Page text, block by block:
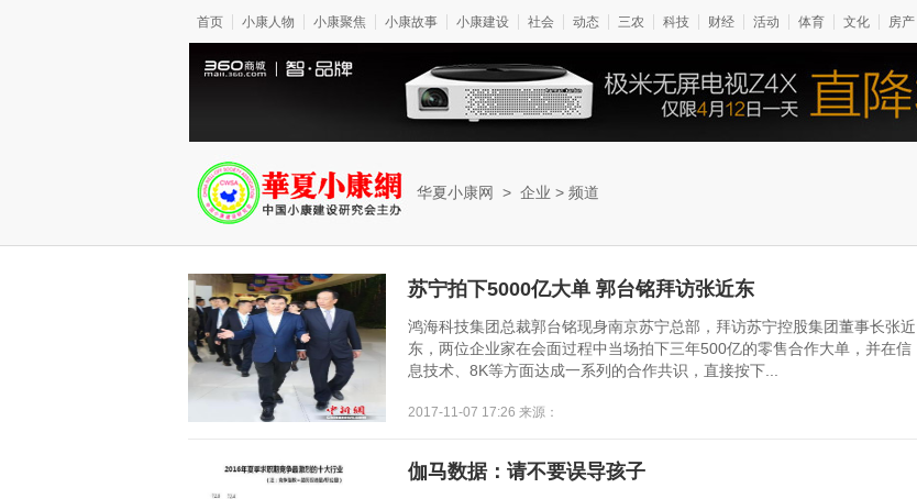
首页 小康人物 小康聚焦 小康故事 小康建设 社会 动态 三农 科技 财经 活动 体育 文化 房产
华夏小康网 > 企业 > 频道
苏宁拍下5000亿大单 郭台铭拜访张近东
鸿海科技集团总裁郭台铭现身南京苏宁总部，拜访苏宁控股集团董事长张近
东，两位企业家在会面过程中当场拍下三年500亿的零售合作大单，并在信
息技术、8K等方面达成一系列的合作共识，直接按下...
2017-11-07 17:26 来源：
伽马数据：请不要误导孩子